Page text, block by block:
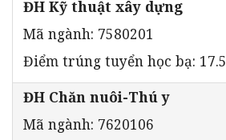
ĐH Kỹ thuật xây dựng
Mã ngành: 7580201
Điểm trúng tuyển học bạ: 17.5
ĐH Chăn nuôi-Thú y
Mã ngành: 7620106